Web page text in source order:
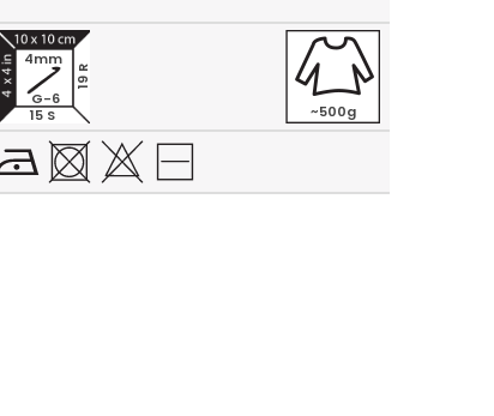
15 S
19 R
4mm
G-6
~500g